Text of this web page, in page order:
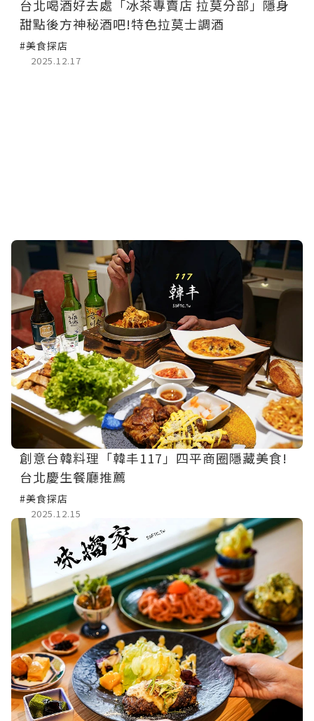
台北喝酒好去處「冰茶專賣店 拉莫分部」隱身
甜點後方神秘酒吧!特色拉莫士調酒
#美食探店
2025.12.17
創意台韓料理「韓丰117」四平商圈隱藏美食!
台北慶生餐廳推薦
#美食探店
2025.12.15